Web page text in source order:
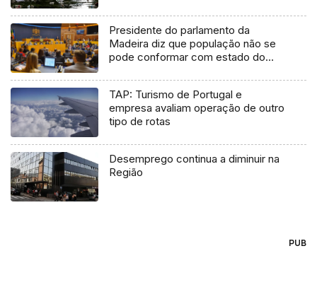
Presidente do parlamento da
Madeira diz que população não se
pode conformar com estado do
TAP: Turismo de Portugal e
empresa avaliam operação de outro
tipo de rotas
Desemprego continua a diminuir na
Região
PUB